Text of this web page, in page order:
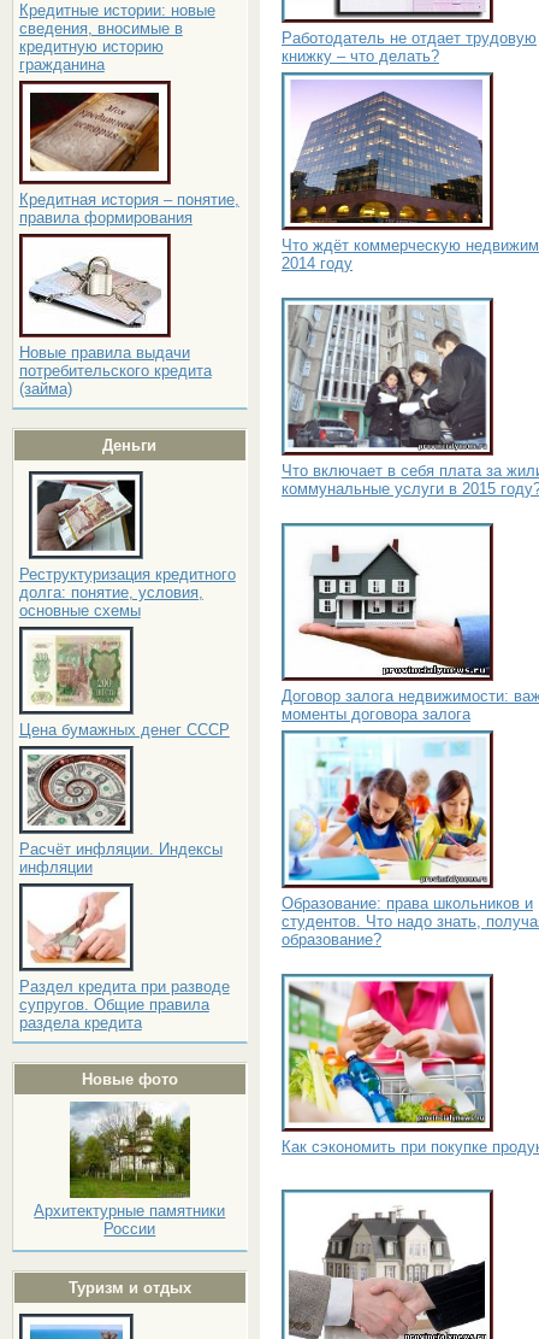
Кредитные истории: новые
сведения, вносимые в
кредитную историю
гражданина
Кредитная история – понятие,
правила формирования
Новые правила выдачи
потребительского кредита
(займа)
Деньги
Реструктуризация кредитного
долга: понятие, условия,
основные схемы
Цена бумажных денег СССР
Расчёт инфляции. Индексы
инфляции
Раздел кредита при разводе
супругов. Общие правила
раздела кредита
Новые фото
Архитектурные памятники
России
Туризм и отдых
Работодатель не отдает трудовую
книжку – что делать?
Что ждёт коммерческую
2014 году
Что включает в себя плата за
коммунальные услуги в 2015
Договор залога недвижимости:
моменты договора залога
Образование: права школьников и
студентов. Что надо знать,
образование?
Как сэкономить при покупке